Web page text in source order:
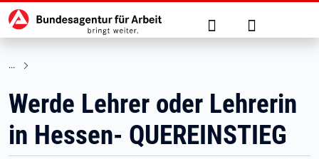
zu den Hauptinhalten springen
Hauptnavigation Suche Anmelden
Werde Lehrer oder Lehrerin
in Hessen- QUEREINSTIEG